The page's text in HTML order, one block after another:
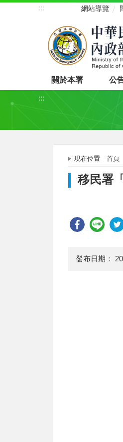
::: 網站導覽
關於本署 公
:::
現在位置 首頁
移民署
發布日期：